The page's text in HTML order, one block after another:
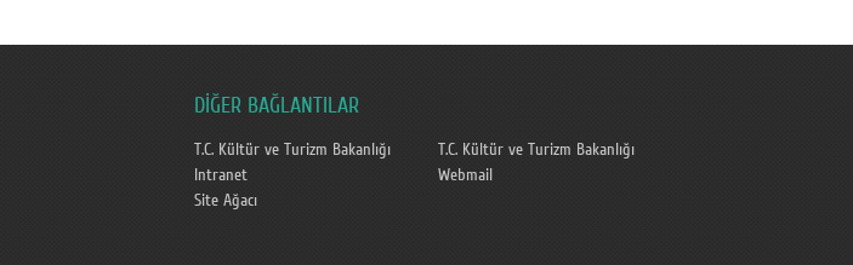
DİĞER BAĞLANTILAR
T.C. Kültür ve Turizm Bakanlığı
T.C. Kültür ve Turizm Bakanlığı
Intranet
Webmail
Site Ağacı